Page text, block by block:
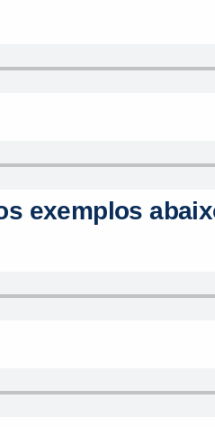
exemplos